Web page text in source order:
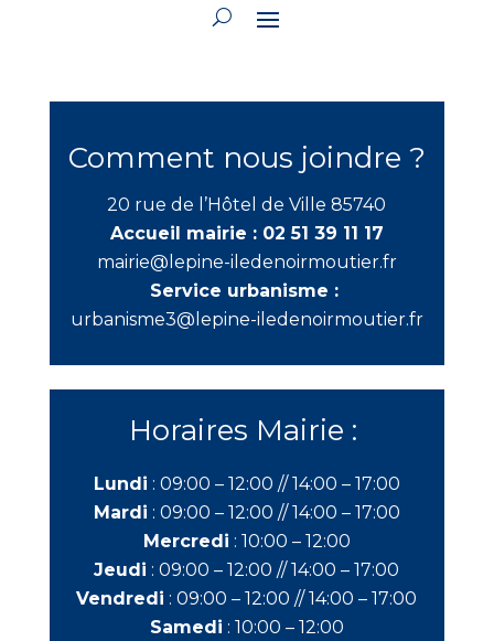
Comment nous joindre ?
20 rue de l’Hôtel de Ville 85740
Accueil mairie : 02 51 39 11 17
mairie@lepine-iledenoirmoutier.fr
Service urbanisme :
urbanisme3@lepine-iledenoirmoutier.fr
Horaires Mairie :
Lundi : 09:00 – 12:00 //14:00 – 17:00
Mardi : 09:00 – 12:00 //14:00 – 17:00
Mercredi : 10:00 – 12:00
Jeudi :09:00 – 12:00 //14:00 – 17:00
Vendredi :09:00 – 12:00 //14:00 – 17:00
Samedi : 10:00 – 12:00